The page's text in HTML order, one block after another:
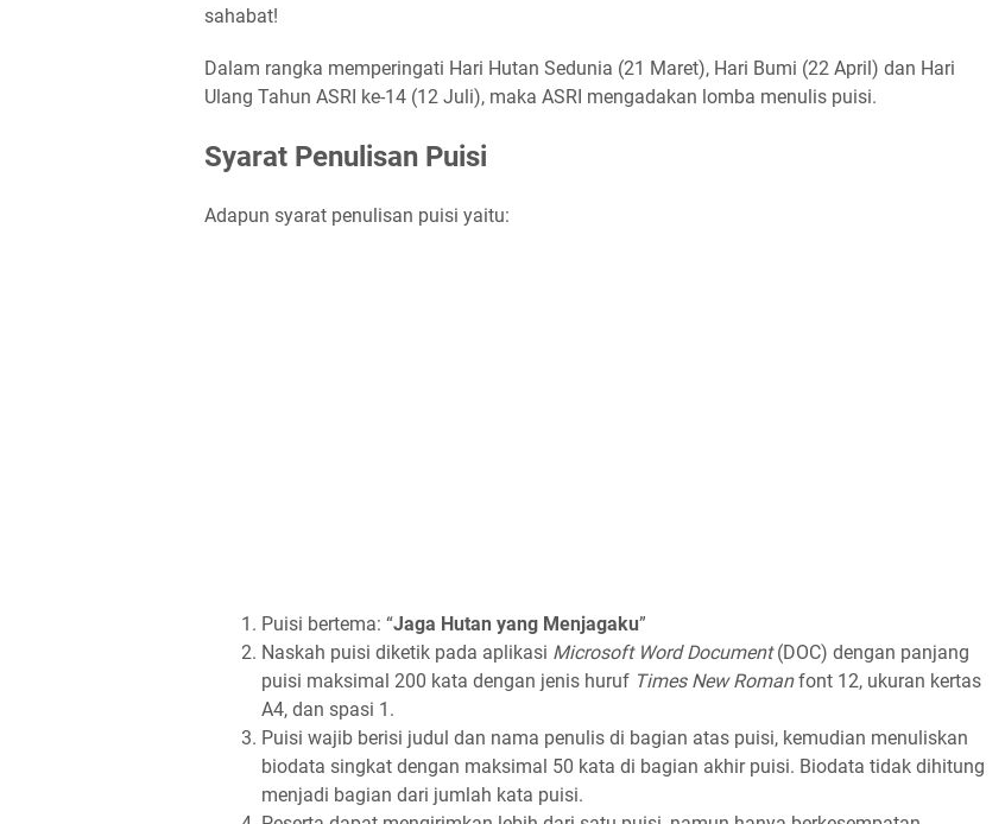
sahabat!
Dalam rangka memperingati Hari Hutan Sedunia (21 Maret), Hari Bumi (22 April) dan Hari
Ulang Tahun ASRI ke-14 (12 Juli), maka ASRI mengadakan lomba menulis puisi.
Syarat Penulisan Puisi
Adapun syarat penulisan puisi yaitu:
Puisi bertema: “Jaga Hutan yang Menjagaku”
Naskah puisi diketik pada aplikasi Microsoft Word Document(DOC) dengan panjang
puisi maksimal 200 kata dengan jenis huruf Times New Romanfont 12, ukuran kertas
A4, dan spasi 1.
Puisi wajib berisi judul dan nama penulis di bagian atas puisi, kemudian menuliskan
biodata singkat dengan maksimal 50 kata di bagian akhir puisi. Biodata tidak dihitung
menjadi bagian dari jumlah kata puisi.